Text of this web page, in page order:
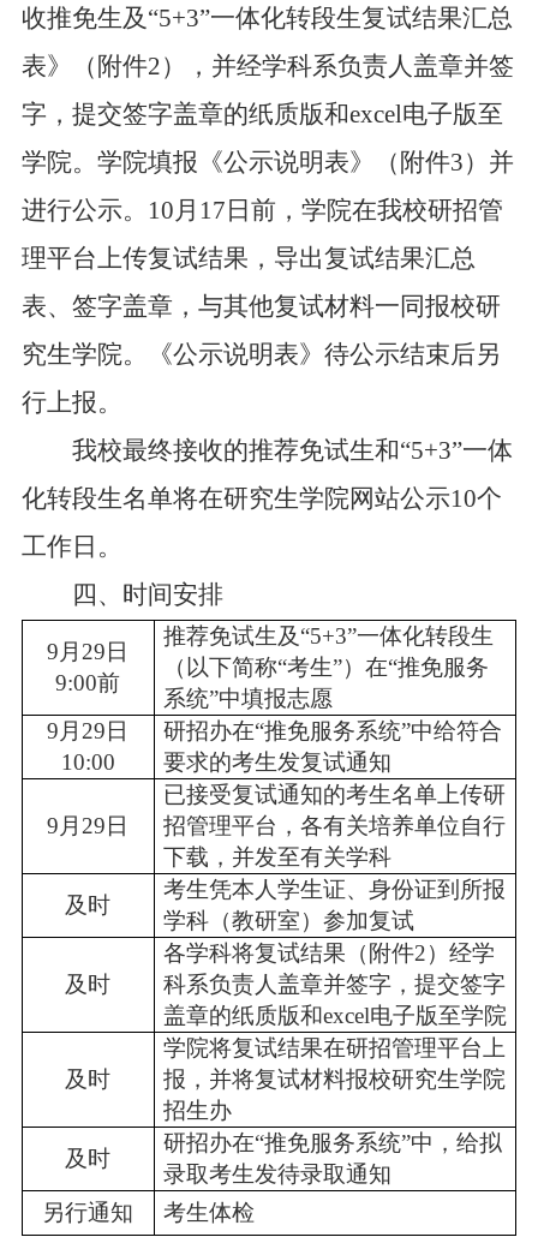
收推免生及“5+3”一体化转段生复试结果汇总
表》（附件2），并经学科系负责人盖章并签
字， 提交签字盖章的纸质版和excel电子版至
学院。学院填报《公示说明表》（附件3） 并
进行公示。 10月 17 日前， 学院在我校研招管
理平台上传复试结果，导出复试结果汇总
表、签字盖章， 与其他复试材料一同报校研
究生学院。
《公示说明表》待公示结束后另
行上报。
我校最终接收的推荐免试生和“5+3”一体
化转段生名单将在研究生学院网站公示10个
工作日。
四、时间安排
9月29 日
9:00前
推荐免试生及“5+3”一体化转段生
（以下简称“考生”）在“推免服务
系统”中填报志愿
9月29 日
10:00
研招办在“推免服务系统”中给符合
要求的考生发复试通知
9月29 日
已接受复试通知的考生名单上传研
招管理平台，各有关培养单位自行
下载，并发至有关学科
及时
考生凭本人学生证、身份证到所报
学科（教研室）参加复试
及时
各学科将复试结果 （ 附件2）经学
科系负责人盖章并签字，提交签字
盖章的纸质版和excel电子版至学院
及时
学院将复试结果在研招管理平台上
报，并将复试材料报校研究生学院
招生办
及时
研招办在“推免服务系统”中，给拟
录取考生发待录取通知
另行通知
考生体检